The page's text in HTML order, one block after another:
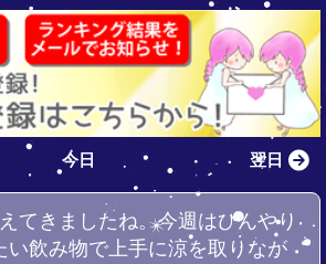
今日 翌日
てきましたね。今週はひんやり
い飲み物で上手に涼を取りなが